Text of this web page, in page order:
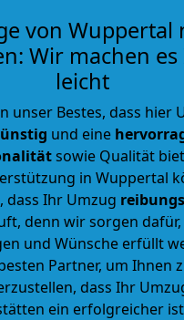
von Wuppertal
Wir machen
leicht
unser Bestes, dass hier
und eine
sowie Qualität
in Wuppertal
dass Ihr Umzug
denn wir sorgen dafür,
und Wünsche erfüllt
Partner, um Ihnen
dass Ihr
ein erfolgreicher